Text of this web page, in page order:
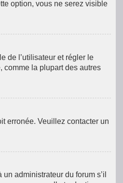
option, vous ne serez visible
de l’utilisateur et régler le
comme la plupart des autres
erronée. Veuillez contacter un
administrateur du forum s’il